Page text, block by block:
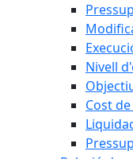
Nivell
Cost